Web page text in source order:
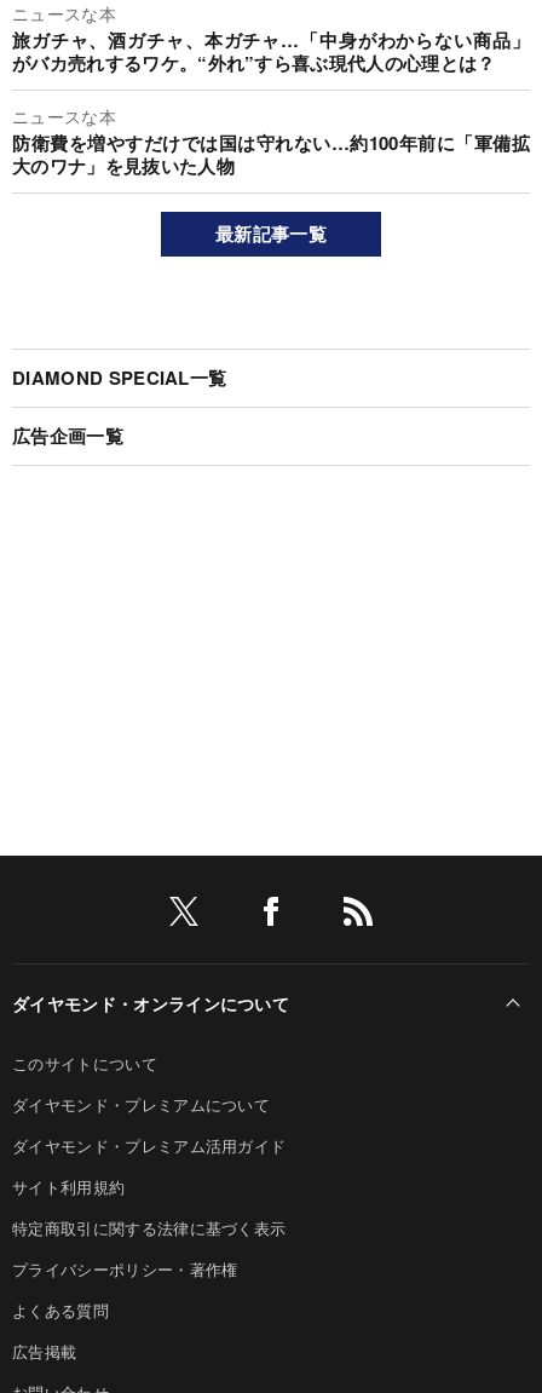
ニュースな本
旅ガチャ、酒ガチャ、本ガチャ…「中身がわからない商品」
がバカ売れするワケ。“外れ”すら喜ぶ現代人の心理とは？
ニュースな本
防衛費を増やすだけでは国は守れない…約100年前に「軍備拡
大のワナ」を見抜いた人物
最新記事一覧
DIAMOND SPECIAL一覧
広告企画一覧
ダイヤモンド・オンラインについて
このサイトについて
ダイヤモンド・プレミアムについて
ダイヤモンド・プレミアム活用ガイド
サイト利用規約
特定商取引に関する法律に基づく表示
プライバシーポリシー・著作権
よくある質問
広告掲載